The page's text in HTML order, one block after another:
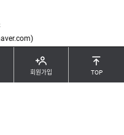
회원가입 TOP